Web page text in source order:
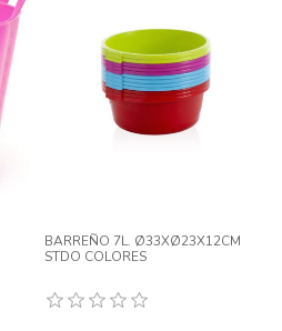
BARREÑO 7L. Ø33XØ23X12CM
STDO COLORES